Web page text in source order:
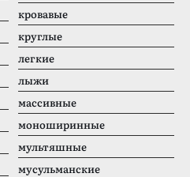
кровавые
круглые
легкие
лыжи
массивные
моноширинные
мультяшные
мусульманские